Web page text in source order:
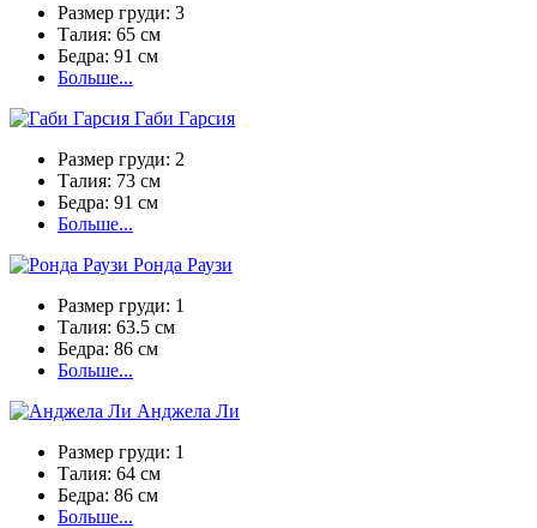
Размер груди: 3
Талия: 65 см
Бедра: 91 см
Больше...
Габи Гарсия
Размер груди: 2
Талия: 73 см
Бедра: 91 см
Больше...
Ронда Раузи
Размер груди: 1
Талия: 63.5 см
Бедра: 86 см
Больше...
Анджела Ли
Размер груди: 1
Талия: 64 см
Бедра: 86 см
Больше...